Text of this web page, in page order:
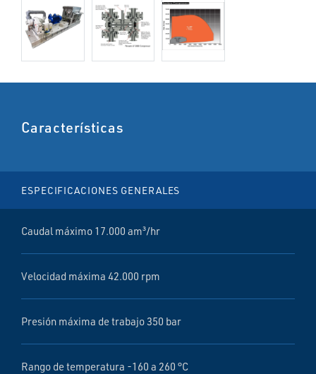
Características
ESPECIFICACIONES GENERALES
Caudal máximo 17.000 am³/hr
Velocidad máxima 42.000 rpm
Presión máxima de trabajo 350 bar
Rango de temperatura -160 a 260 °C